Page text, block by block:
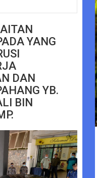
YANG
DAN
YB.
BIN